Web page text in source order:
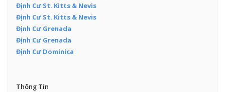
Định Cư St. Kitts & Nevis
Định Cư St. Kitts & Nevis
Định Cư Grenada
Định Cư Grenada
Định Cư Dominica
Thông Tin